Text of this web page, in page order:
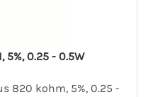
5%, 0.25 - 0.5W
820 kohm, 5%, 0.25 -